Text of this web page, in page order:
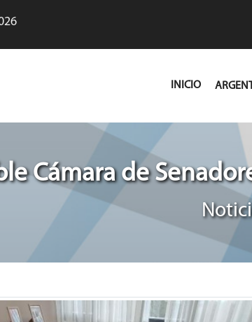
INICIO(CURRENT)
Cámara de